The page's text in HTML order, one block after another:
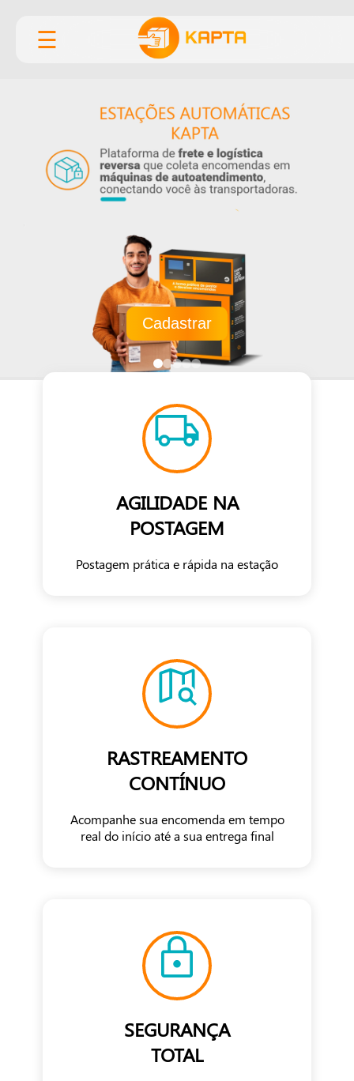
☰
Cadastrar
AGILIDADE NA
POSTAGEM
Postagem prática e rápida na estação
RASTREAMENTO
CONTÍNUO
Acompanhe sua encomenda em tempo
real do início até a sua entrega final
SEGURANÇA
TOTAL